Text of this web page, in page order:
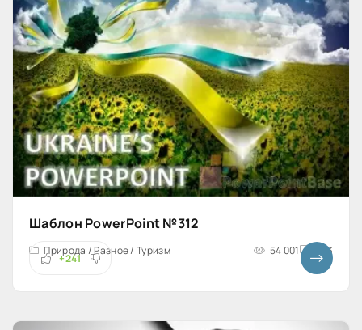
Шаблон PowerPoint №312
Природа / Разное / Туризм 54 001 4x3
+241